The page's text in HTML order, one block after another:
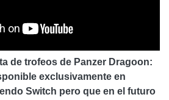
de trofeos de Panzer Dragoon:
exclusivamente en
Switch pero que en el futuro